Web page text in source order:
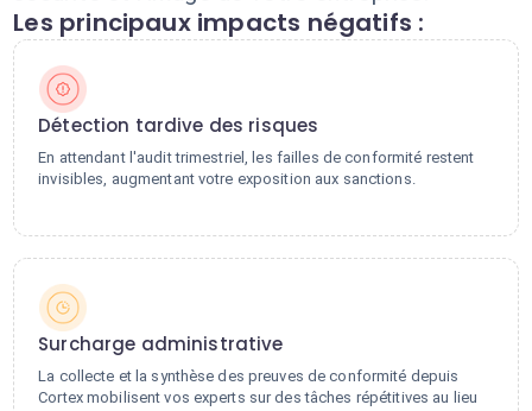
Les principaux impacts négatifs :
Détection tardive des risques
En attendant l'audit trimestriel, les failles de conformité restent
invisibles, augmentant votre exposition aux sanctions.
Surcharge administrative
La collecte et la synthèse des preuves de conformité depuis
Cortex mobilisent vos experts sur des tâches répétitives au lieu